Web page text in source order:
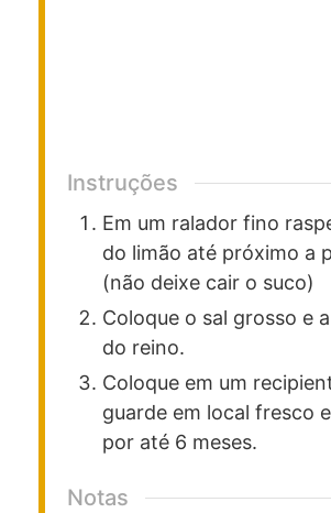
Instruções
Em um ralador fino
do limão até próximo a
(não deixe cair o suco)
Coloque o sal grosso e
do reino.
Coloque em um
guarde em local fresco
por até 6 meses.
Notas